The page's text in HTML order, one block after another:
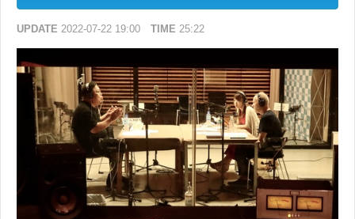
UPDATE 2022-07-22 19:00 TIME 25:22